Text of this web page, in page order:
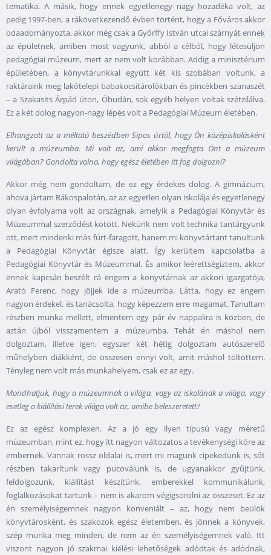
tematika. A másik, hogy ennek egyetlenegy nagy hozadéka volt, az
pedig 1997-ben, a rákövetkezendő évben történt, hogy a Főváros akkor
odaadományozta, akkor még csak a Győrffy István utcai szárnyát ennek
az épületnek, amiben most vagyunk, abból a célból, hogy létesüljön
pedagógiai múzeum, mert az nem volt korábban. Addig a minisztérium
épületében, a könyvtárunkkal együtt két kis szobában voltunk, a
raktáraink meg lakótelepi babakocsitárolókban és pincékben szanaszét
– a Szakasits Árpád úton, Óbudán, sok egyéb helyen voltak szétzilálva.
Ez a két dolog nagyon-nagy lépés volt a Pedagógiai Múzeum életében.
Elhangzott az a méltató beszédben Sipos úrtól, hogy Ön középiskolásként
került a múzeumba. Mi volt az, ami akkor megfogta Önt a múzeum
világában? Gondolta volna, hogy egész életében itt fog dolgozni?
Akkor még nem gondoltam, de ez egy érdekes dolog. A gimnázium,
ahova jártam Rákospalotán, az az egyetlen olyan iskolája és egyetlenegy
olyan évfolyama volt az országnak, amelyik a Pedagógiai Könyvtár és
Múzeummal szerződést kötött. Nekünk nem volt technika tantárgyunk
ott, mert mindenki más fúrt-faragott, hanem mi könyvtártant tanultunk
a Pedagógiai Könyvtár égisze alatt. Így kerültem kapcsolatba a
Pedagógiai Könyvtár és Múzeummal. És amikor leérettségiztem, akkor
ennek kapcsán beszélt rá engem a könyvtárnak az akkori igazgatója,
Arató Ferenc, hogy jöjjek ide a múzeumba. Látta, hogy ez engem
nagyon érdekel, és tanácsolta, hogy képezzem erre magamat. Tanultam
részben munka mellett, elmentem egy pár év nappalira is közben, de
aztán újból visszamentem a múzeumba. Tehát én máshol nem
dolgoztam, illetve igen, egyszer két hétig dolgoztam autószerelő
műhelyben diákként, de összesen ennyi volt, amit máshol töltöttem.
Tényleg nem volt más munkahelyem, csak ez az egy.
Mondhatjuk, hogy a múzeumnak a világa, vagy az iskolának a világa, vagy
esetleg a kiállítási terek világa volt az, amibe beleszeretett?
Ez az egész komplexen. Az a jó egy ilyen típusú vagy méretű
múzeumban, mint ez, hogy itt nagyon változatos a tevékenységi köre az
embernek. Vannak rossz oldalai is, mert mi magunk cipekedünk is, sőt
részben takarítunk vagy pucoválunk is, de ugyanakkor gyűjtünk,
feldolgozunk, kiállítást készítünk, emberekkel kommunikálunk,
foglalkozásokat tartunk – nem is akarom végigsorolni az összeset. Ez az
én személyiségemnek nagyon konveniált – az, hogy nem beülök
könyvtárosként, és szakozok egész életemben, és jönnek a könyvek,
szép munka meg minden, de nem az én személyiségemnek való. Itt
viszont nagyon jó szakmai kiélési lehetőségek adódtak és adódnak,